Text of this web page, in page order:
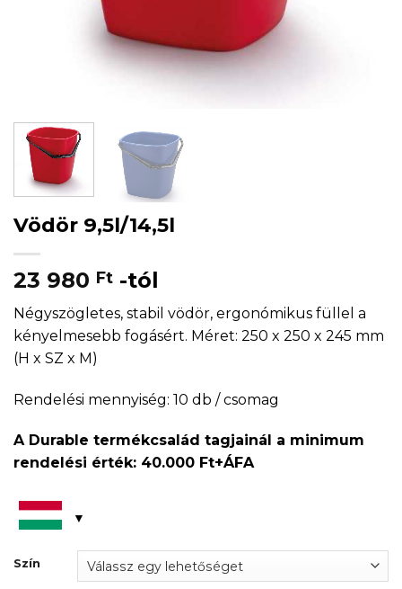
Vödör 9,5l/14,5l
23 980 Ft -tól
Négyszögletes, stabil vödör, ergonómikus füllel a
kényelmesebb fogásért. Méret: 250 x 250 x 245 mm
(H x SZ x M)
Rendelési mennyiség: 10 db / csomag
A Durable termékcsalád tagjainál a minimum
rendelési érték: 40.000 Ft+ÁFA
Szín